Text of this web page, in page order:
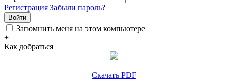
Регистрация Забыли пароль?
Войти
Запомнить меня на этом компьютере
+
Как добраться
Скачать PDF